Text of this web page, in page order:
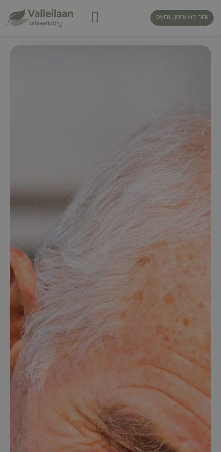
OVERLIJDEN MELDEN